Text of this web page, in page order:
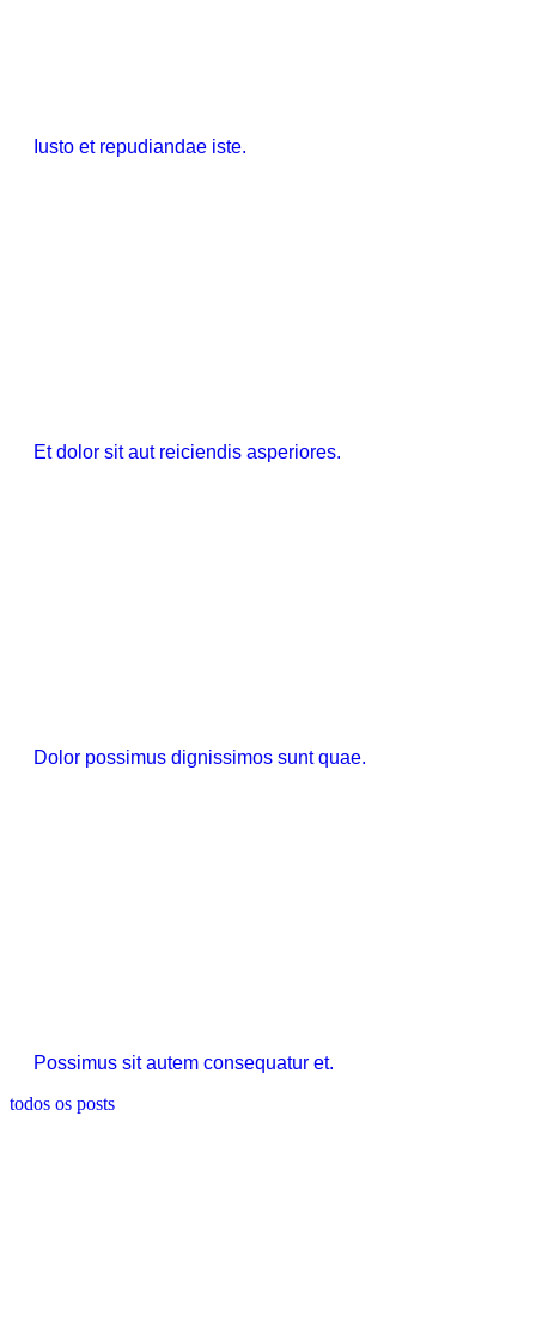
Iusto et repudiandae iste.
Et dolor sit aut reiciendis asperiores.
Dolor possimus dignissimos sunt quae.
Possimus sit autem consequatur et.
todos os posts